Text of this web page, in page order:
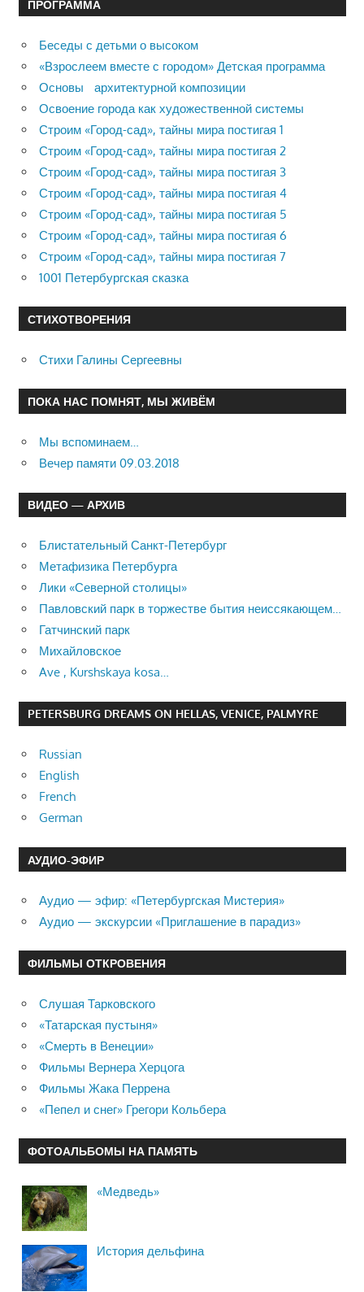
ПРОГРАММА
Беседы с детьми о высоком
«Взрослеем вместе с городом» Детская программа
Основы архитектурной композиции
Освоение города как художественной системы
Строим «Город-сад», тайны мира постигая 1
Строим «Город-сад», тайны мира постигая 2
Строим «Город-сад», тайны мира постигая 3
Строим «Город-сад», тайны мира постигая 4
Строим «Город-сад», тайны мира постигая 5
Строим «Город-сад», тайны мира постигая 6
Строим «Город-сад», тайны мира постигая 7
1001 Петербургская сказка
СТИХОТВОРЕНИЯ
Стихи Галины Сергеевны
ПОКА НАС ПОМНЯТ, МЫ ЖИВЁМ
Мы вспоминаем…
Вечер памяти 09.03.2018
ВИДЕО — АРХИВ
Блистательный Санкт-Петербург
Метафизика Петербурга
Лики «Северной столицы»
Павловский парк в торжестве бытия неиссякающем…
Гатчинский парк
Михайловское
Ave , Kurshskaya kosa…
PETERSBURG DREAMS ON HELLAS, VENICE, PALMYRE
Russian
English
French
German
АУДИО-ЭФИР
Аудио — эфир: «Петербургская Мистерия»
Аудио — экскурсии «Приглашение в парадиз»
ФИЛЬМЫ ОТКРОВЕНИЯ
Слушая Тарковского
«Татарская пустыня»
«Смерть в Венеции»
Фильмы Вернера Херцога
Фильмы Жака Перрена
«Пепел и снег» Грегори Кольбера
ФОТОАЛЬБОМЫ НА ПАМЯТЬ
«Медведь»
История дельфина